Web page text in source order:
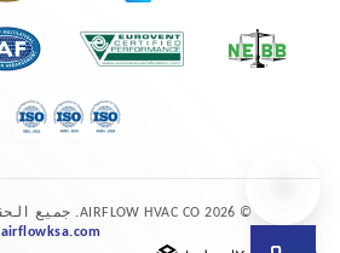
© 2026 AIRFLOW HVAC CO. جميع الحقوق محفوظة.
airflowksa.com